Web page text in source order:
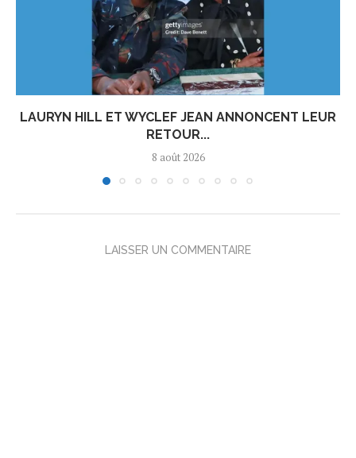
LAURYN HILL ET WYCLEF JEAN ANNONCENT LEUR
RETOUR...
8 août 2026
LAISSER UN COMMENTAIRE